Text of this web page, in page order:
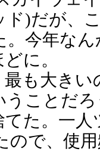
)だが、
今年な
に。
も大き
うことだ
た。一
ので、使